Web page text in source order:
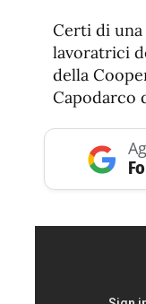
Certi di
lavoratrici
della
Capodarco